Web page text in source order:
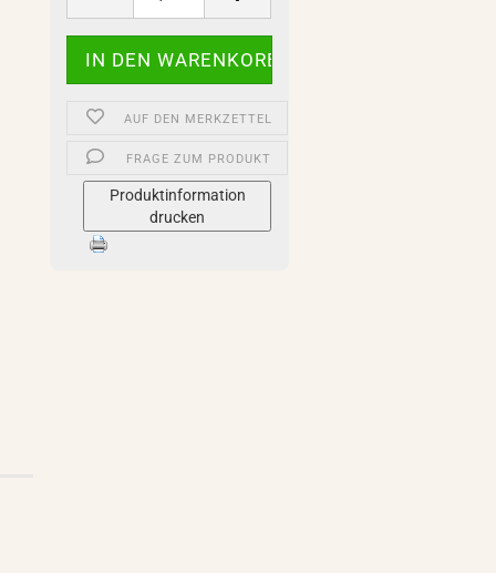
AUF DEN MERKZETTEL
FRAGE ZUM PRODUKT
Produktinformation
drucken